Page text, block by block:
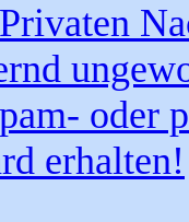
oder
erhalten!